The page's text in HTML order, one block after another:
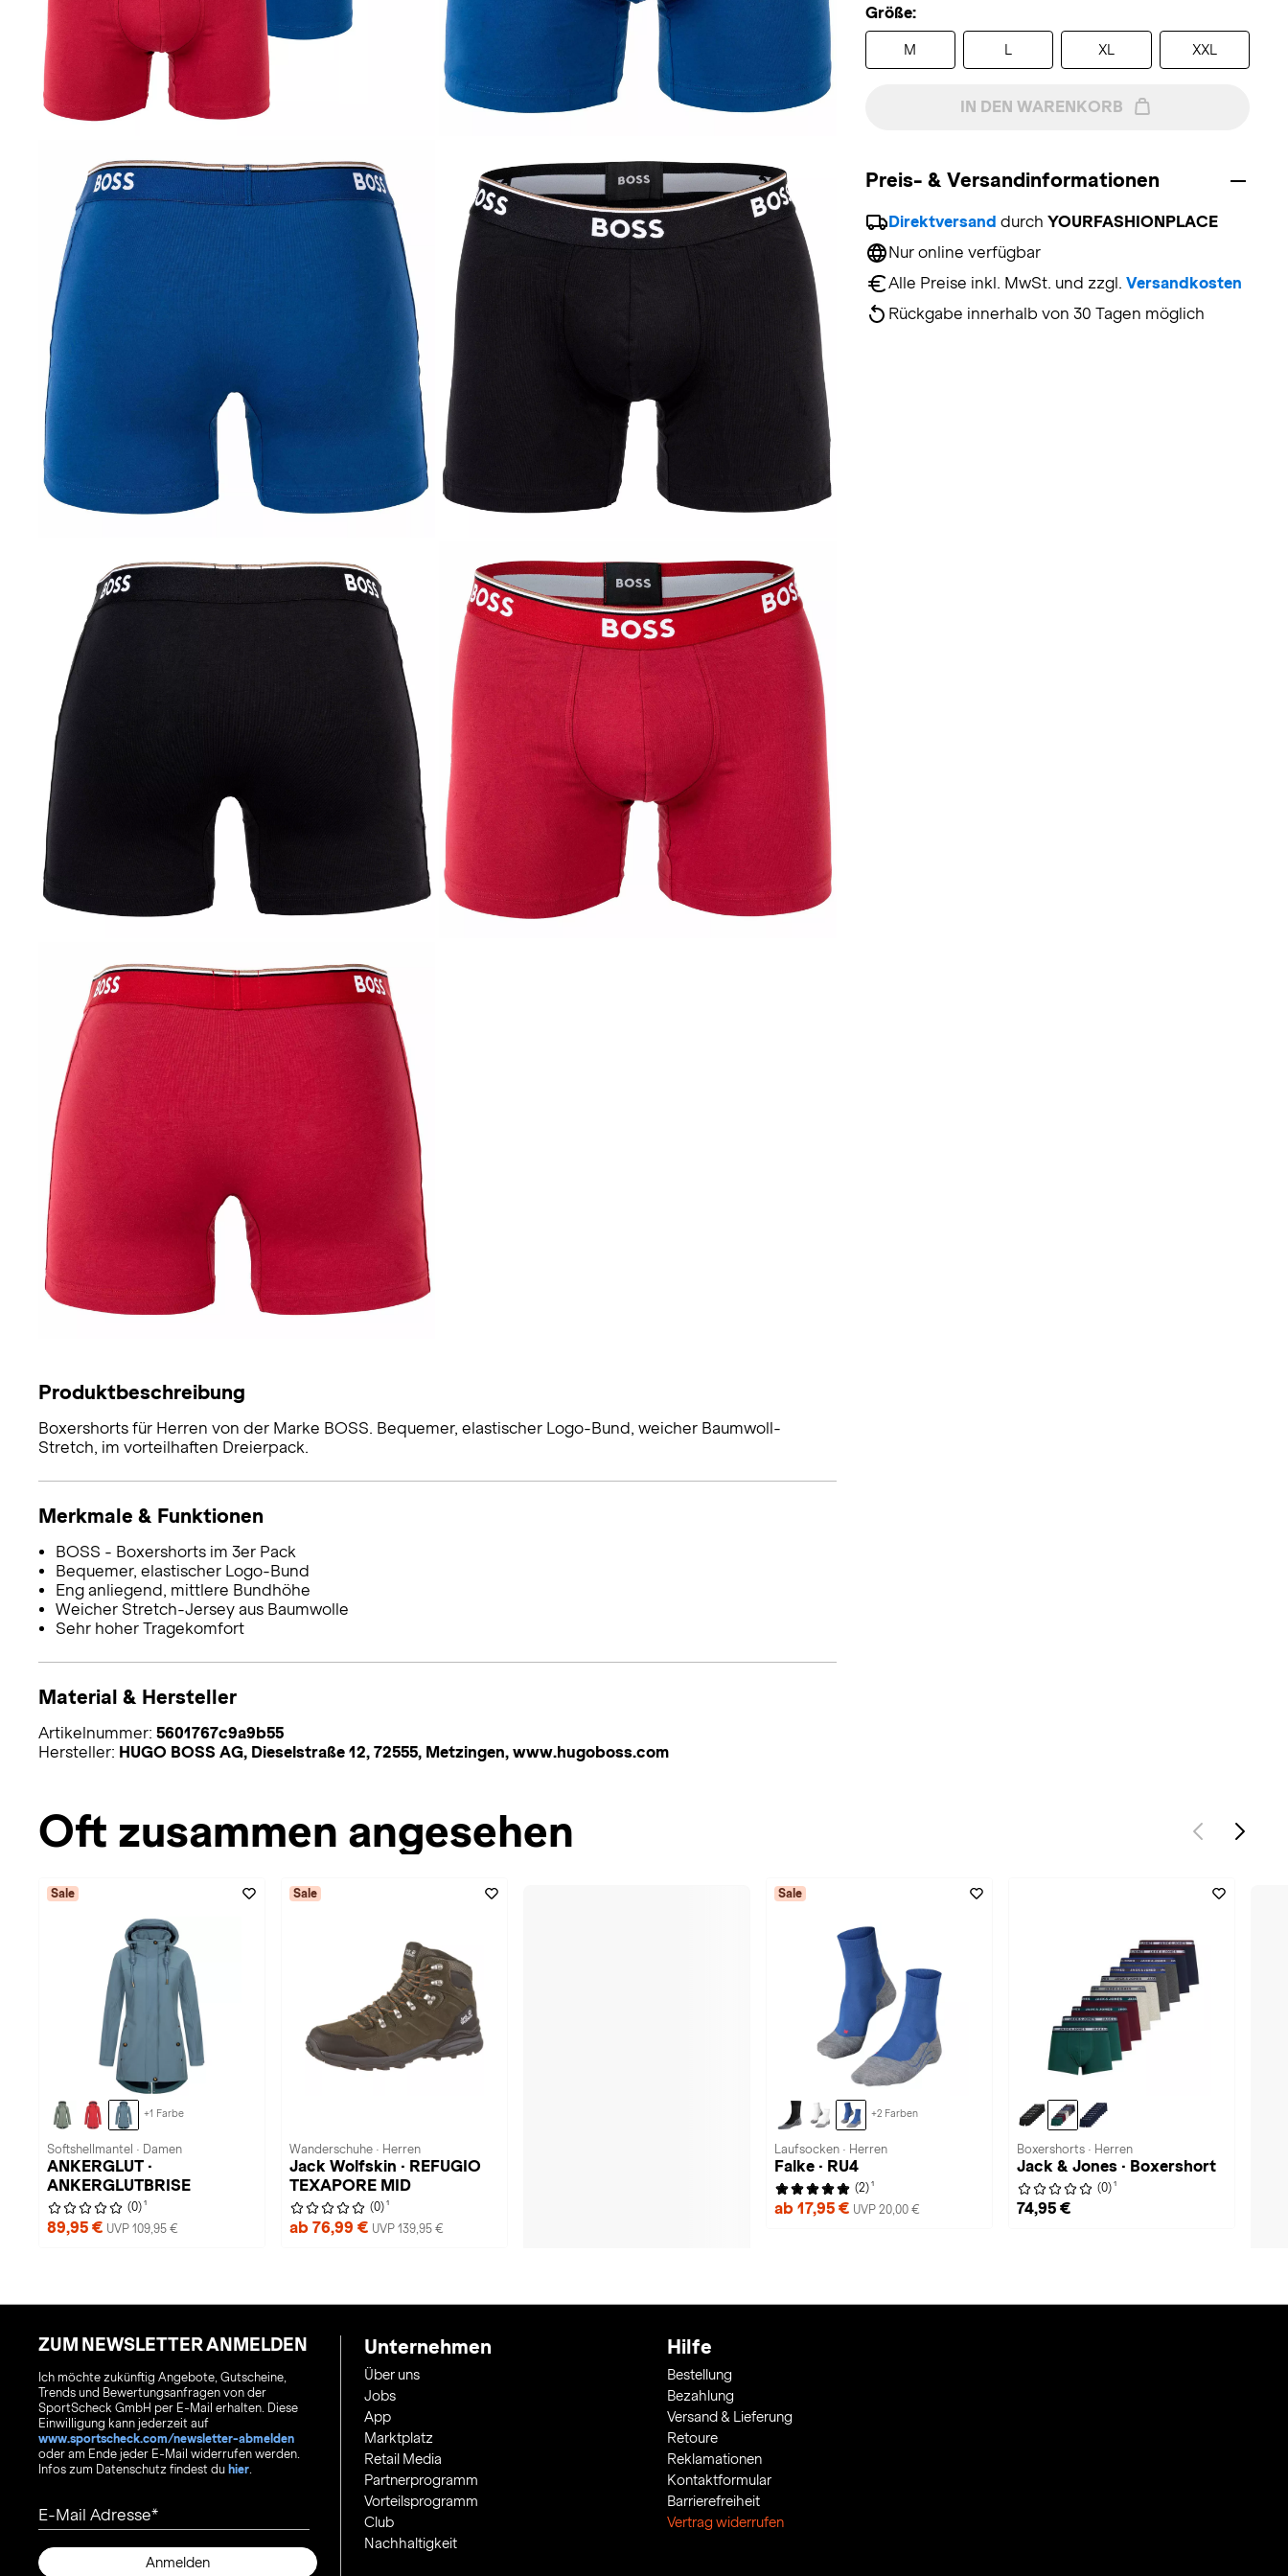
Größe:
M XL XXL
IN DEN WARENKORB
Preis- & Versandinformationen
Direktversand durch YOURFASHIONPLACE
Nur online verfügbar
Alle Preise inkl. MwSt. und zzgl. Versandkosten
Rückgabe innerhalb von 30 Tagen möglich
Produktbeschreibung
Boxershorts für Herren von der Marke BOSS. Bequemer, elastischer Logo-Bund, weicher Baumwoll-
Stretch, im vorteilhaften Dreierpack.
Merkmale & Funktionen
BOSS - Boxershorts im 3er Pack
Bequemer, elastischer Logo-Bund
Eng anliegend, mittlere Bundhöhe
Weicher Stretch-Jersey aus Baumwolle
Sehr hoher Tragekomfort
Material & Hersteller
Artikelnummer: 5601767c9a9b55
Hersteller: HUGO BOSS AG, Dieselstraße 12, 72555, Metzingen, www.hugoboss.com
Oft zusammen angesehen
Sale
+1 Farbe
Softshellmantel · Damen
ANKERGLUT ·
ANKERGLUTBRISE
(0) 1
89,95 € UVP 109,95 €
Sale
Wanderschuhe · Herren
Jack Wolfskin · REFUGIO
TEXAPORE MID
(0) 1
ab 76,99 € UVP 139,95 €
Sale
+2 Farben
Laufsocken · Herren
Falke · RU4
(2) 1
ab 17,95 € UVP 20,00 €
Boxershorts · Herren
Jack & Jones · Boxershort
(0) 1
74,95 €
ZUM NEWSLETTER ANMELDEN
Ich möchte zukünftig Angebote, Gutscheine,
Trends und Bewertungsanfragen von der
SportScheck GmbH per E-Mail erhalten. Diese
Einwilligung kann jederzeit auf
www.sportscheck.com/newsletter-abmelden
oder am Ende jeder E-Mail widerrufen werden.
Infos zum Datenschutz findest du hier.
E-Mail Adresse
Anmelden
Unternehmen
Über uns
Jobs
App
Marktplatz
Retail Media
Partnerprogramm
Vorteilsprogramm
Club
Nachhaltigkeit
Hilfe
Bestellung
Bezahlung
Versand & Lieferung
Retoure
Reklamationen
Kontaktformular
Barrierefreiheit
Vertrag widerrufen